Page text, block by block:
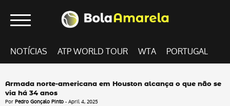
NOTÍCIAS ATP WORLD TOUR WTA PORTUGAL
Armada norte-americana em Houston alcança o que não se
via há 34 anos
Por Pedro Gonçalo Pinto - April 4, 2025